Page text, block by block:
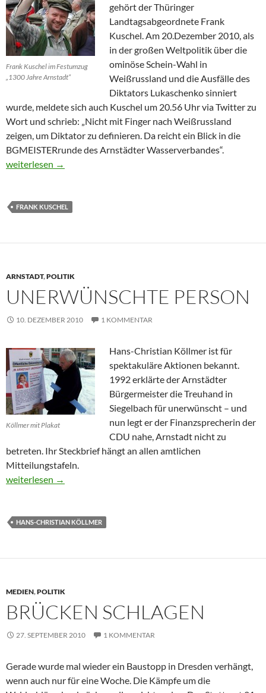
Frank Kuschel im Festumzug
„1300 Jahre Arnstadt“
gehört der Thüringer
Landtagsabgeordnete Frank
Kuschel. Am 20.Dezember 2010, als
in der großen Weltpolitik über die
ominöse Schein-Wahl in
Weißrussland und die Ausfälle des
Diktators Lukaschenko sinniert
wurde, meldete sich auch Kuschel um 20.56 Uhr via Twitter zu
Wort und schrieb: „Nicht mit Finger nach Weißrussland
zeigen, um Diktator zu definieren. Da reicht ein Blick in die
BGMEISTERrunde des Arnstädter Wasserverbandes“.
Frank Kuschel und die Diktatoren
weiterlesen →
FRANK KUSCHEL
ARNSTADT,POLITIK
UNERWÜNSCHTE PERSON
10. DEZEMBER 2010 1 KOMMENTAR
Köllmer mit Plakat
Hans-Christian Köllmer ist für
spektakuläre Aktionen bekannt.
1992 erklärte der Arnstädter
Bürgermeister die Treuhand in
Siegelbach für unerwünscht – und
nun legt er der Finanzsprecherin der
CDU nahe, Arnstadt nicht zu
betreten. Ihr Steckbrief hängt an allen amtlichen
Mitteilungstafeln.
Unerwünschte Person
weiterlesen →
HANS-CHRISTIAN KÖLLMER
MEDIEN,POLITIK
BRÜCKEN SCHLAGEN
27. SEPTEMBER 2010 1 KOMMENTAR
Gerade wurde mal wieder ein Baustopp in Dresden verhängt,
wenn auch nur für eine Woche. Die Kämpfe um die